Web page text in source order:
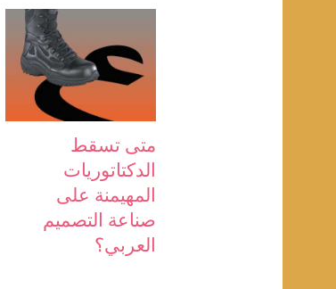
متى تسقط
الدكتاتوريات
المهيمنة على
صناعة التصميم
العربي؟